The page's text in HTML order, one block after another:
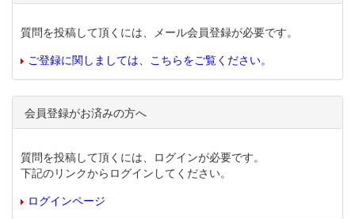
質問を投稿して頂くには、メール会員登録が必要です。
ご登録に関しましては、こちらをご覧ください。
会員登録がお済みの方へ
質問を投稿して頂くには、ログインが必要です。
下記のリンクからログインしてください。
ログインページ